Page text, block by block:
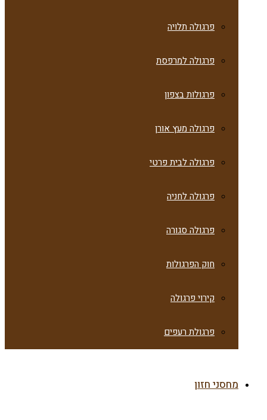
פרגולה תלויה
פרגולה למרפסת
פרגולות בצפון
פרגולה מעץ אורן
פרגולה לבית פרטי
פרגולה לחניה
פרגולה סגורה
חוק הפרגולות
קירוי פרגולה
פרגולת רעפים
מחסני חזון